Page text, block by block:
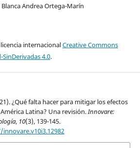
Andrea Ortega-Marín
internacionalCreative Commons
4.0.
¿Qué falta hacer para mitigar los efectos
Latina? Una revisión.Innovare:
, 10(3), 139-145.